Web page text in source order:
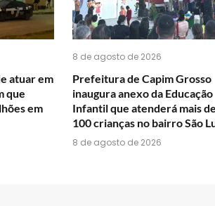
atuar em
que
em
8 de agosto de 2026
Prefeitura de Capim Grosso
inaugura anexo da Educação
Infantil que atenderá mais de
100 crianças no bairro São
8 de agosto de 2026